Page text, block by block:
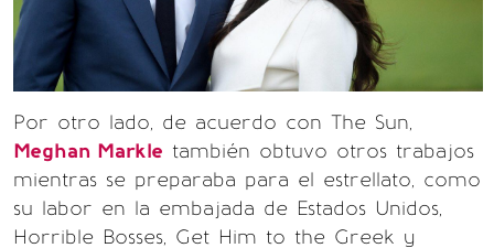
Por otro lado, de acuerdo con The Sun,
Meghan Markle también obtuvo otros trabajos
mientras se preparaba para el estrellato, como
su labor en la embajada de Estados Unidos,
Horrible Bosses, Get Him to the Greek y